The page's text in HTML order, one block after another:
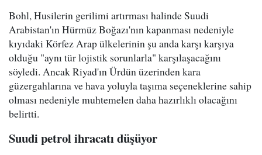
Bohl, Husilerin gerilimi artırması halinde Suudi
Arabistan'ın Hürmüz Boğazı'nın kapanması nedeniyle
kıyıdaki Körfez Arap ülkelerinin şu anda karşı karşıya
olduğu "aynı tür lojistik sorunlarla" karşılaşacağını
söyledi. Ancak Riyad'ın Ürdün üzerinden kara
güzergahlarına ve hava yoluyla taşıma seçeneklerine sahip
olması nedeniyle muhtemelen daha hazırlıklı olacağını
belirtti.
Suudi petrol ihracatı düşüyor